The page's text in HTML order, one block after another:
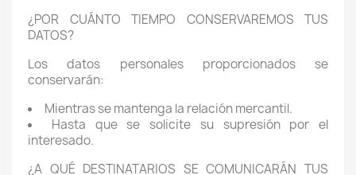
¿POR CUÁNTO TIEMPO CONSERVAREMOS TUS
DATOS?
Los datos personales proporcionados se
conservarán:
Mientras se mantenga la relación mercantil.
Hasta que se solicite su supresión por el
interesado.
¿A QUÉ DESTINATARIOS SE COMUNICARÁN TUS